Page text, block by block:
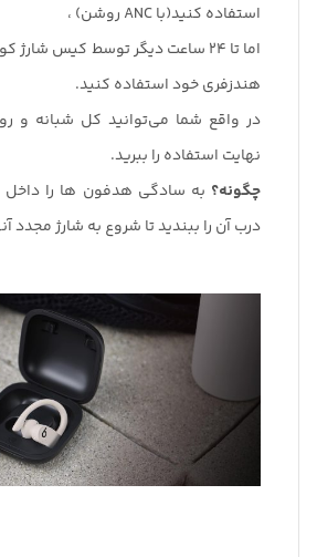
استفاده کنید(با ANC روشن) ،
اما تا 24 ساعت دیگر توسط کیس
هندزفری خود استفاده کنید.
در واقع شما می‌توانید کل شبانه و
نهایت استفاده را ببرید.
چگونه؟ به سادگی هدفون ها را
درب آن را ببندید تا شروع به شارژ مجدد